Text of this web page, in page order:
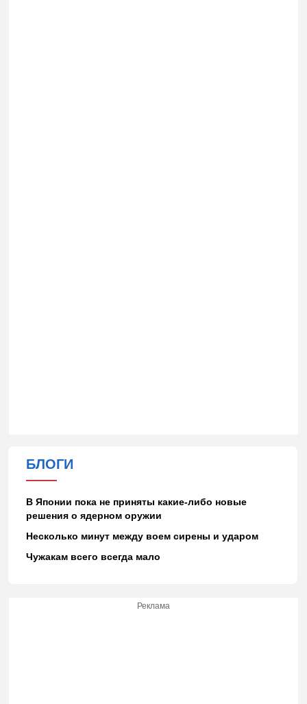
БЛОГИ
В Японии пока не приняты какие-либо новые
решения о ядерном оружии
Несколько минут между воем сирены и ударом
Чужакам всего всегда мало
Реклама